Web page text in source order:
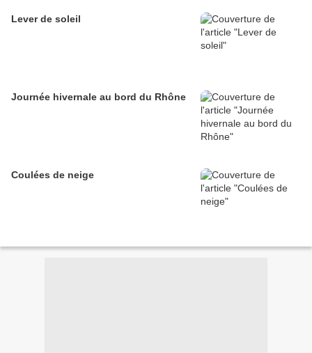
Lever de soleil
Journée hivernale au bord du Rhône
Coulées de neige